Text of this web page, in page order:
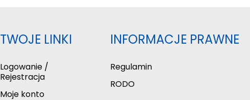
TWOJE LINKI
Logowanie /
Rejestracja
Moje konto
INFORMACJE PRAWNE
Regulamin
RODO